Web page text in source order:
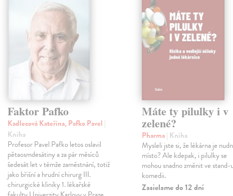
Faktor Pafko
Kadlecová Kateřina, Pafko Pavel |
Kniha
Profesor Pavel Pafko letos oslavil
pětaosmdesátiny a za pár měsíců
šedesát let v témže zaměstnání, totiž
jako břišní a hrudní chirurg III.
chirurgické kliniky 1. lékařské
Máte ty pilulky i v
zelené?
Pharma| Kniha
Mysleli jste si, že lékárna je
místo? Ale kdepak, i pilulky se
mohou snadno změnit ve stand-
komedii.
Zasielame do 12 dní